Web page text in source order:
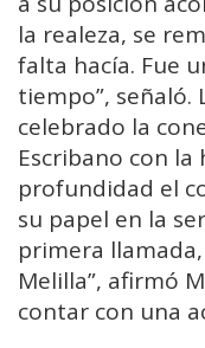
la realeza, se
falta hacía. Fue
tiempo”,
celebrado la
Escribano con
profundidad el
su papel en la
primera
Melilla”, afirmó
contar con una